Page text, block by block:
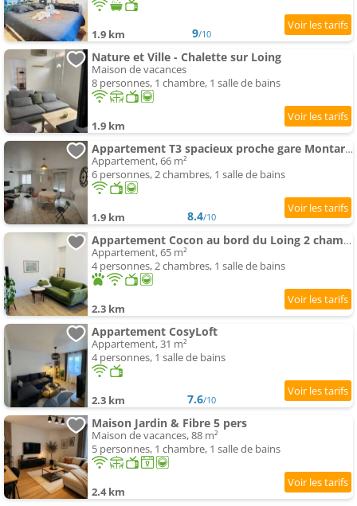
1.9 km 9/10
Nature et Ville - Chalette sur Loing
Maison de vacances
8 personnes, 1 chambre, 1 salle de bains
1.9 km
Appartement T3 spacieux proche gare Montargis Wifi linges fournis
Appartement, 66 m²
6 personnes, 2 chambres, 1 salle de bains
1.9 km 8.4/10
Appartement Cocon au bord du Loing 2 chambres cosy & calme
Appartement, 65 m²
4 personnes, 2 chambres, 1 salle de bains
2.3 km
Appartement CosyLoft
Appartement, 31 m²
4 personnes, 1 salle de bains
2.3 km 7.6/10
Maison Jardin & Fibre 5 pers
Maison de vacances, 88 m²
5 personnes, 1 chambre, 1 salle de bains
2.4 km